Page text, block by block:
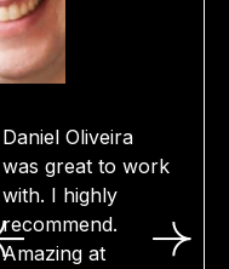
Daniel Oliveira
was great to work
with. I highly
recommend.
Amazing at